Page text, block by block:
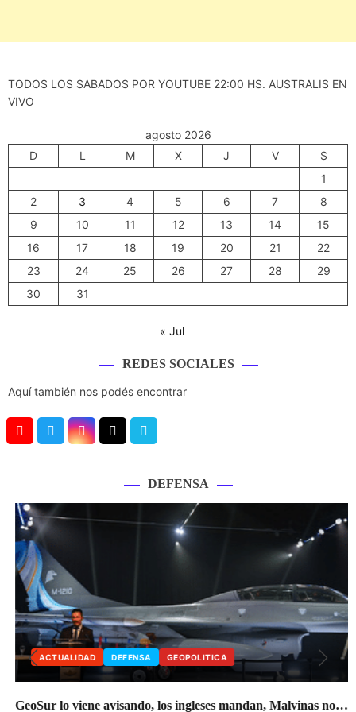
TODOS LOS SABADOS POR YOUTUBE 22:00 HS. AUSTRALIS EN
VIVO
agosto 2026
D
L M X J V
S
1
2
3 4 5 6 7
8
9
10 11 12 13 14
15
16
17 18 19 20 21
22
23
24 25 26 27 28
29
30
31
« Jul
REDES SOCIALES
Aquí también nos podés encontrar
T
u
b
e
e
r
I
r
a
m
k
m
DEFENSA
ACTUALIDAD DEFENSA GEOPOLITICA
GeoSur lo viene avisando, los ingleses mandan, Malvinas no…